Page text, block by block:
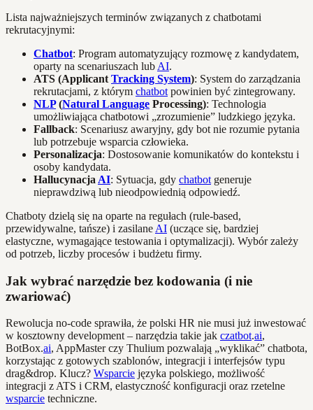
Lista najważniejszych terminów związanych z chatbotami
rekrutacyjnymi:
Chatbot: Program automatyzujący rozmowę z kandydatem,
oparty na scenariuszach lub AI.
ATS (Applicant Tracking System): System do zarządzania
rekrutacjami, z którym chatbot powinien być zintegrowany.
NLP(Natural Language Processing): Technologia
umożliwiająca chatbotowi „zrozumienie” ludzkiego języka.
Fallback: Scenariusz awaryjny, gdy bot nie rozumie pytania
lub potrzebuje wsparcia człowieka.
Personalizacja: Dostosowanie komunikatów do kontekstu i
osoby kandydata.
Hallucynacja AI: Sytuacja, gdy chatbot generuje
nieprawdziwą lub nieodpowiednią odpowiedź.
Chatboty dzielą się na oparte na regułach (rule-based,
przewidywalne, tańsze) i zasilane AI (uczące się, bardziej
elastyczne, wymagające testowania i optymalizacji). Wybór zależy
od potrzeb, liczby procesów i budżetu firmy.
Jak wybrać narzędzie bez kodowania (i nie
zwariować)
Rewolucja no-code sprawiła, że polski HR nie musi już inwestować
w kosztowny development – narzędzia takie jak czatbot.ai,
BotBox.ai, AppMaster czy Thulium pozwalają „wyklikać” chatbota,
korzystając z gotowych szablonów, integracji i interfejsów typu
drag&drop. Klucz? Wsparcie języka polskiego, możliwość
integracji z ATS i CRM, elastyczność konfiguracji oraz rzetelne
wsparcie techniczne.